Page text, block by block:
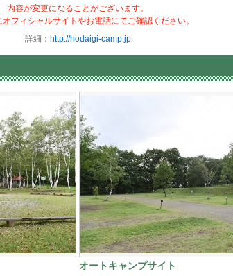
内容が変更になることがございます。
オフィシャルサイトやお電話にてご確認ください。
詳細： http://hodaigi-camp.jp
オートキャンプサイト